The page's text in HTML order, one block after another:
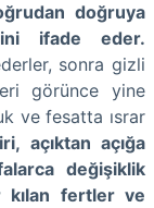
doğruya
ifade eder.
sonra gizli
görünce yine
ve fesatta ısrar
açıktan açığa
değişiklik
kılan fertler ve